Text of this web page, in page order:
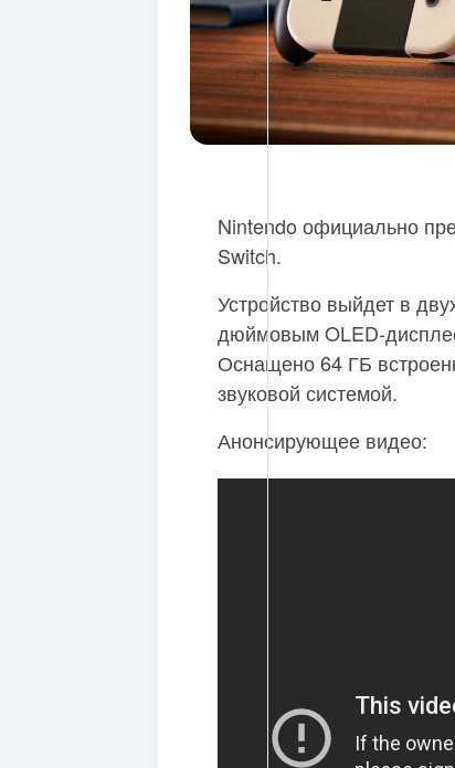
Nintendo официально
Switch.
Устройство выйдет в
дюймовым OLED-
Оснащено 64 ГБ
звуковой системой.
Анонсирующее видео: